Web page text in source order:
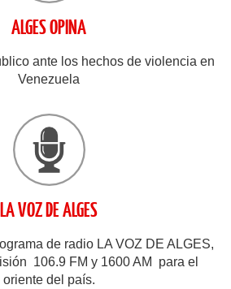
ALGES OPINA
ante los hechos de violencia en
Venezuela
LA VOZ DE ALGES
de radio LA VOZ DE ALGES,
106.9 FM y 1600 AM para el
oriente del país.